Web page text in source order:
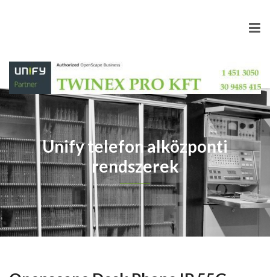
Unify telefon alközponti
rendszerek